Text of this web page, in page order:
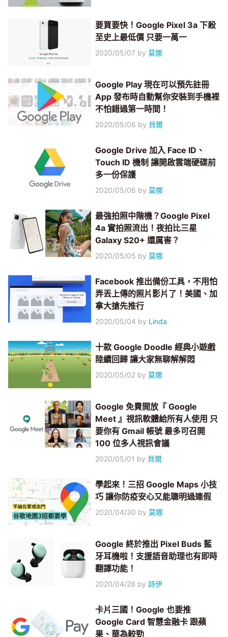
要買要快！Google Pixel 3a 下殺
至史上最低價 只要一萬一
2020/05/07 by莫娜
Google Play 現在可以預先註冊
App 發布時自動幫你安裝到手機裡
不怕錯過第一時間！
2020/05/06 by 貝爾
Google Drive 加入 Face ID、
Touch ID 機制 讓開啟雲端硬碟前
多一份保護
2020/05/06 by莫娜
最強拍照中階機？Google Pixel
4a 實拍照流出！夜拍比三星
Galaxy S20+ 還厲害？
2020/05/05 by莫娜
Facebook 推出備份工具，不用怕
弄丟上傳的照片影片了！美國、加
拿大搶先推行
2020/05/04 by Linda
十款 Google Doodle 經典小遊戲
陸續回歸 讓大家無聊解解悶
2020/05/02 by莫娜
Google 免費開放『 Google
Meet 』視訊軟體給所有人使用 只
要你有 Gmail 帳號 最多可召開
100 位多人視訊會議
2020/05/01 by 貝爾
學起來！三招 Google Maps 小技
巧 讓你防疫安心又能聰明過連假
2020/04/30 by莫娜
Google 終於推出 Pixel Buds 藍
牙耳機啦！支援語音助理也有即時
翻譯功能！
2020/04/28 by詩伊
卡片三國！Google 也要推
Google Card 智慧金融卡 跟蘋
果、華為較勁